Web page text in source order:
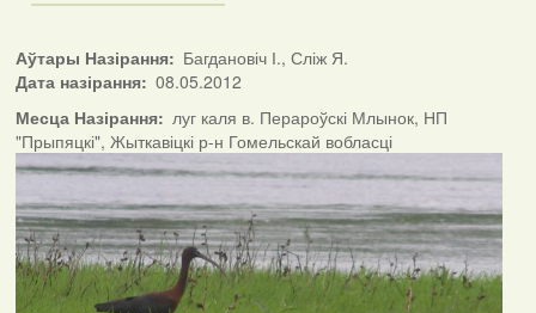
Аўтары Назірання
Багдановіч І., Сліж Я.
Дата назірання
08.05.2012
Месца Назірання
луг каля в. Перароўскі Млынок, НП
"Прыпяцкі", Жыткавіцкі р-н Гомельскай вобласці